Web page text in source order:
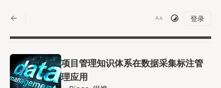
登录
项目管理知识体系在数据采集标注管
理应用